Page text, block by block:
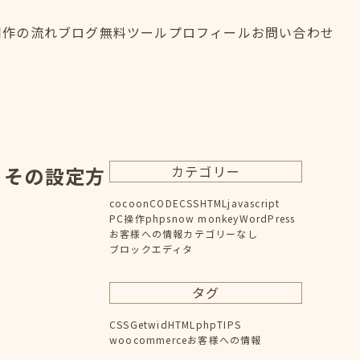
の流れブログ無料ツール プロフィールお問い合わせ
の設定方
カテゴリー
cocoonCODECSSHTMLjavascript
PC操作phpsnow monkeyWordPress
お客様への情報カテゴリーなし
ブロックエディタ
タグ
CSSGetwidHTML phpTIPS
woocommerceお客様への情報